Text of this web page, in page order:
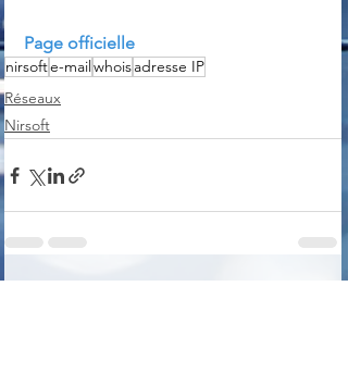
Page officielle
nirsofte-mail whoisadresse IP
Réseaux
Nirsoft